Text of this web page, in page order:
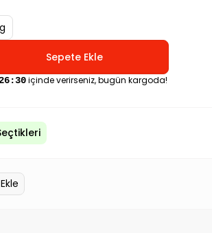
Sepete Ekle
içinde verirseniz, bugün kargoda!